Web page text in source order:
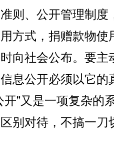
则、公开管理制度
方式，捐赠款物使
向社会公布。要主
息公开必须以它的
开”又是一项复杂的
别对待，不搞一刀